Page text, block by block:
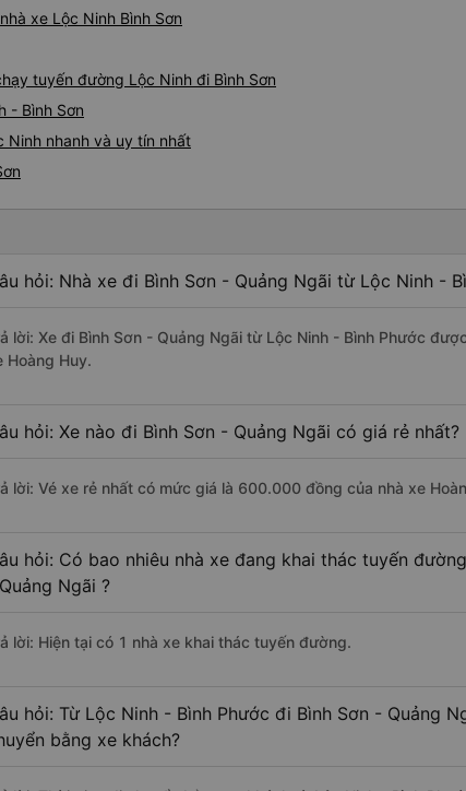
xe Lộc Ninh Bình Sơn
tuyến đường Lộc Ninh đi Bình Sơn
- Bình Sơn
Ninh nhanh và uy tín nhất
hỏi: Nhà xe đi Bình Sơn - Quảng Ngãi từ Lộc Ninh -
lời: Xe đi Bình Sơn - Quảng Ngãi từ Lộc Ninh - Bình Phước
Hoàng Huy.
hỏi: Xe nào đi Bình Sơn - Quảng Ngãi có giá rẻ nhất?
lời: Vé xe rẻ nhất có mức giá là 600.000 đồng của nhà xe
hỏi: Có bao nhiêu nhà xe đang khai thác tuyến
Ngãi ?
lời: Hiện tại có 1 nhà xe khai thác tuyến đường.
hỏi: Từ Lộc Ninh - Bình Phước đi Bình Sơn - Quảng
bằng xe khách?